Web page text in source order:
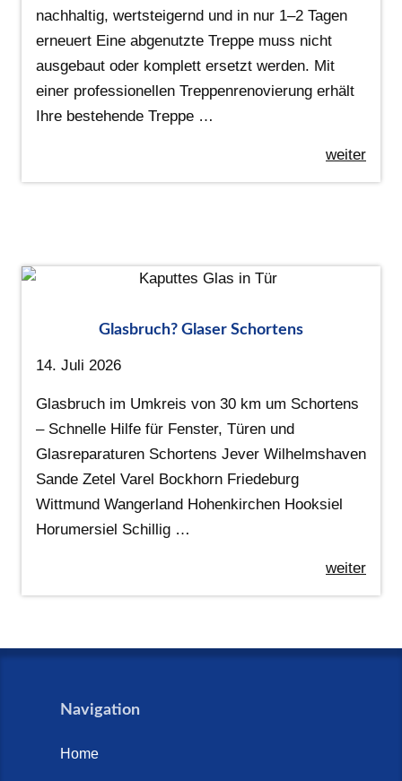
nachhaltig, wertsteigernd und in nur 1–2 Tagen
erneuert Eine abgenutzte Treppe muss nicht
ausgebaut oder komplett ersetzt werden. Mit
einer professionellen Treppenrenovierung erhält
Ihre bestehende Treppe …
weiter
Glasbruch? Glaser Schortens
14. Juli 2026
Glasbruch im Umkreis von 30 km um Schortens
– Schnelle Hilfe für Fenster, Türen und
Glasreparaturen Schortens Jever Wilhelmshaven
Sande Zetel Varel Bockhorn Friedeburg
Wittmund Wangerland Hohenkirchen Hooksiel
Horumersiel Schillig …
weiter
Navigation
Home